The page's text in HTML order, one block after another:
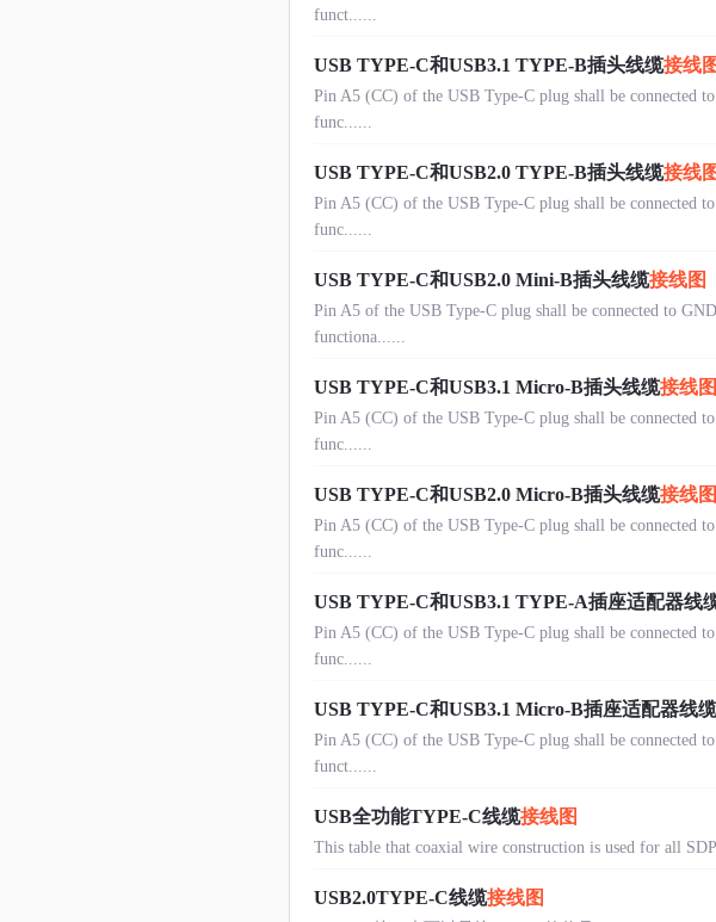
funct......
USB TYPE-C和USB3.1 TYPE-B插头线缆接线
Pin A5 (CC) of the USB Type-C plug shall be connected
func......
USB TYPE-C和USB2.0 TYPE-B插头线缆接线
Pin A5 (CC) of the USB Type-C plug shall be connected
func......
USB TYPE-C和USB2.0 Mini-B插头线缆接线图
Pin A5 of the USB Type-C plug shall be connected to
functiona......
USB TYPE-C和USB3.1 Micro-B插头线缆接线图
Pin A5 (CC) of the USB Type-C plug shall be connected
func......
USB TYPE-C和USB2.0 Micro-B插头线缆接线图
Pin A5 (CC) of the USB Type-C plug shall be connected
func......
USB TYPE-C和USB3.1 TYPE-A插座适配器线
Pin A5 (CC) of the USB Type-C plug shall be connected
func......
USB TYPE-C和USB3.1 Micro-B插座适配器线缆
Pin A5 (CC) of the USB Type-C plug shall be connected
funct......
USB全功能TYPE-C线缆接线图
This table that coaxial wire construction is used for all
USB2.0TYPE-C线缆接线图